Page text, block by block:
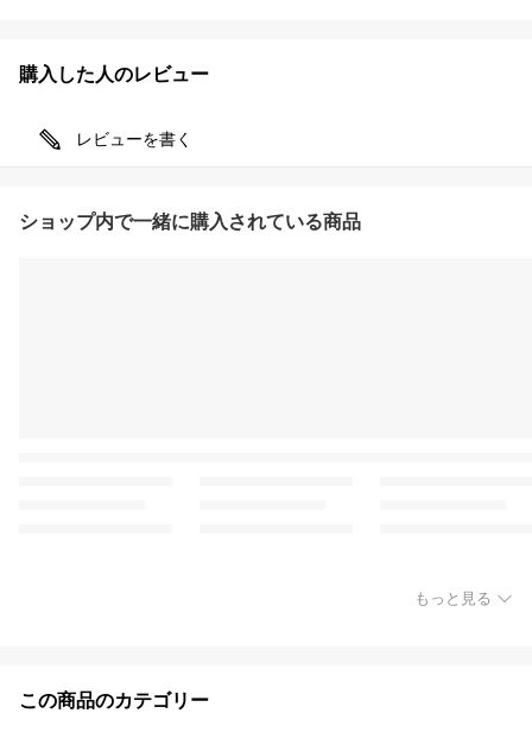
購入した人のレビュー
レビューを書く
ショップ内で一緒に購入されている商品
もっと見る
この商品のカテゴリー